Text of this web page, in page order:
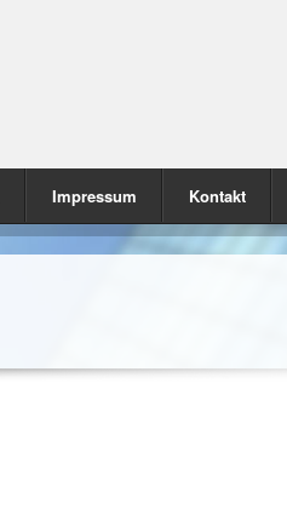
Impressum Kontakt